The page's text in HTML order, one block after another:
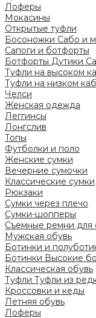
Лоферы
Мокасины
Открытые туфли
Босоножки Сабо и
Сапоги и ботфорты
Ботфорты Дутики
Туфли на высоком
Туфли на низком
Челси
Женская одежда
Леггинсы
Лонгслив
Топы
Футболки и поло
Женские сумки
Вечерние сумочки
Классические сумки
Рюкзаки
Сумки через плечо
Сумки-шопперы
Съемные ремни для
Мужская обувь
Ботинки и
Ботинки Высокие
Классическая обувь
Туфли Туфли из
Кроссовки и кеды
Летняя обувь
Лоферы